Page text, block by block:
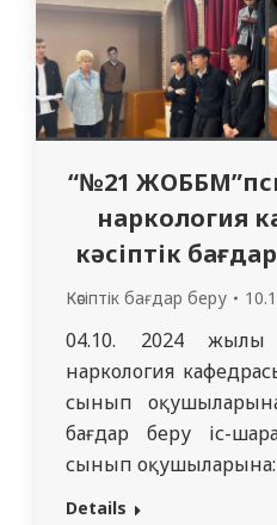
“№21
наркология
кәсіптік
Кәсіптік бағдар беру
04.10. 2024 жылы
наркология
сынып оқушыларына
бағдар беру іс-
сынып оқушыларына:
А.А. Алмагамбетова,
Details